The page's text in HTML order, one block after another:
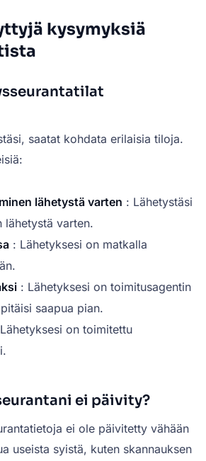
kysymyksiä
saatat kohdata erilaisia tiloja.
lähetystä varten : Lähetystäsi
lähetystä varten.
: Lähetyksesi on matkalla
: Lähetyksesi on toimitusagentin
saapua pian.
on toimitettu
ei päivity?
ei ole päivitetty vähään
useista syistä, kuten skannauksen